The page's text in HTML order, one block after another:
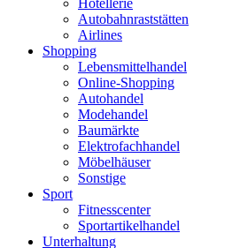
Hotellerie
Autobahnraststätten
Airlines
Shopping
Lebensmittelhandel
Online-Shopping
Autohandel
Modehandel
Baumärkte
Elektrofachhandel
Möbelhäuser
Sonstige
Sport
Fitnesscenter
Sportartikelhandel
Unterhaltung